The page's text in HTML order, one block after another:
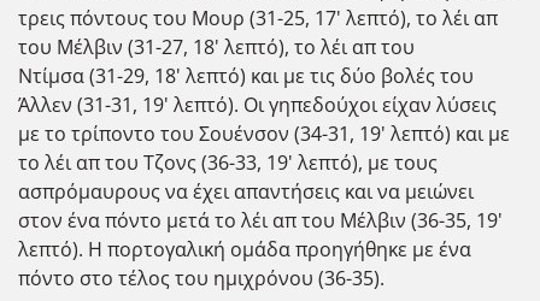
τρεις πόντους του Μουρ (31-25, 17' λεπτό), το λέι απ
του Μέλβιν (31-27, 18' λεπτό), το λέι απ του
Ντίμσα (31-29, 18' λεπτό) και με τις δύο βολές του
Άλλεν (31-31, 19' λεπτό). Οι γηπεδούχοι είχαν λύσεις
με το τρίποντο του Σουένσον (34-31, 19' λεπτό) και με
το λέι απ του Τζονς (36-33, 19' λεπτό), με τους
ασπρόμαυρους να έχει απαντήσεις και να μειώνει
στον ένα πόντο μετά το λέι απ του Μέλβιν (36-35, 19'
λεπτό). Η πορτογαλική ομάδα προηγήθηκε με ένα
πόντο στο τέλος του ημιχρόνου (36-35).